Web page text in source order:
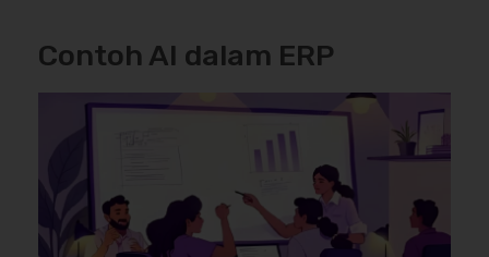
Contoh AI dalam ERP